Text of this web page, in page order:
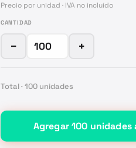
Precio por unidad · IVA no incluido
CANTIDAD
− +
Total · 100 unidades
Agregar100 unidades